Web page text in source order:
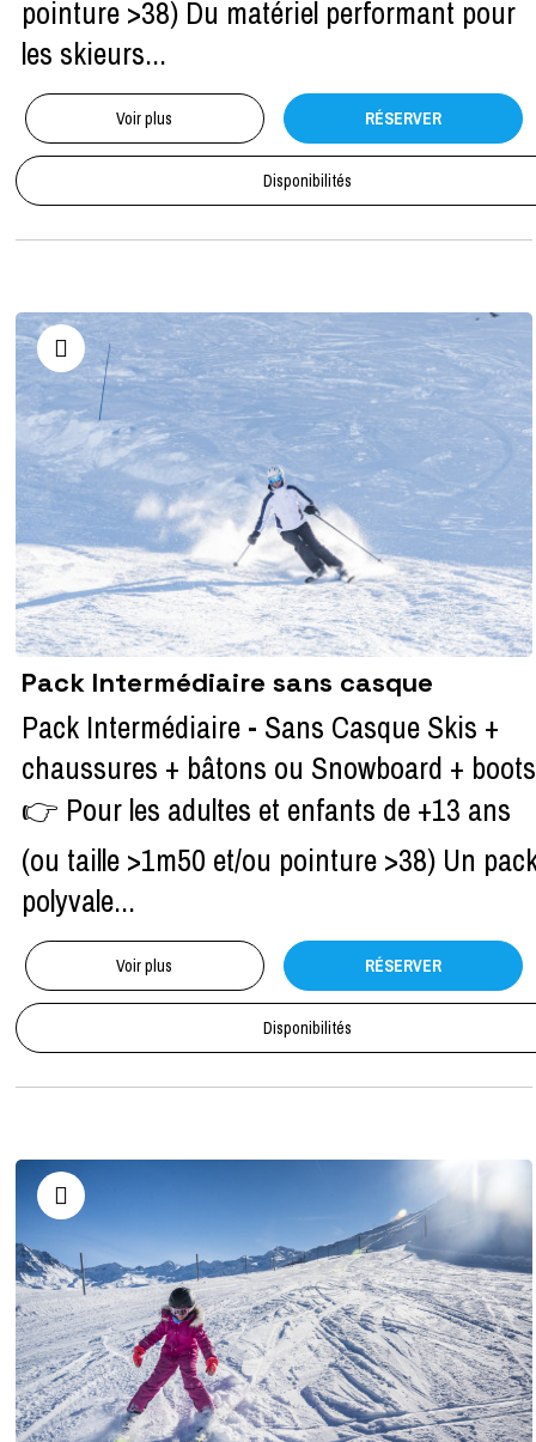
pointure >38) Du matériel performant pour
les skieurs...
Voir plus RÉSERVER
Disponibilités
Pack Intermédiaire sans casque
Pack Intermédiaire - Sans Casque Skis +
chaussures + bâtons ou Snowboard + boots
👉 Pour les adultes et enfants de +13 ans
(ou taille >1m50 et/ou pointure >38) Un
polyvale...
Voir plus RÉSERVER
Disponibilités